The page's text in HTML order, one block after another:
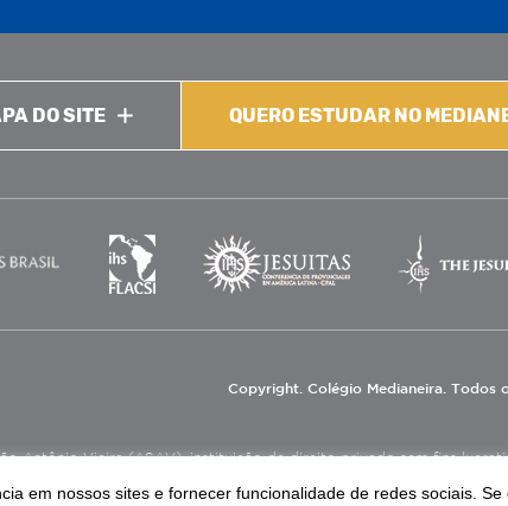
DO SITE QUERO ESTUDAR NO
Copyright. Colégio Medianeira. Todos
Antônio Vieira (ASAV), instituição de direito privado sem fins
em nossos sites e fornecer funcionalidade de redes sociais.